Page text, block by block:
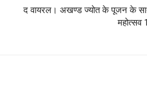
द वायरल। अखण्ड ज्योत के पूजन के
महोत्सव